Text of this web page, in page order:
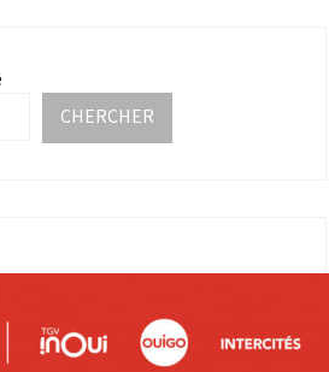
CHERCHER